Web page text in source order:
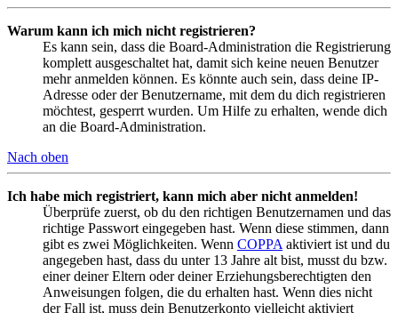
Warum kann ich mich nicht registrieren?
Es kann sein, dass die Board-Administration die Registrierung
komplett ausgeschaltet hat, damit sich keine neuen Benutzer
mehr anmelden können. Es könnte auch sein, dass deine IP-
Adresse oder der Benutzername, mit dem du dich registrieren
möchtest, gesperrt wurden. Um Hilfe zu erhalten, wende dich
an die Board-Administration.
Nach oben
Ich habe mich registriert, kann mich aber nicht anmelden!
Überprüfe zuerst, ob du den richtigen Benutzernamen und das
richtige Passwort eingegeben hast. Wenn diese stimmen, dann
gibt es zwei Möglichkeiten. Wenn COPPA aktiviert ist und du
angegeben hast, dass du unter 13 Jahre alt bist, musst du bzw.
einer deiner Eltern oder deiner Erziehungsberechtigten den
Anweisungen folgen, die du erhalten hast. Wenn dies nicht
der Fall ist, muss dein Benutzerkonto vielleicht aktiviert